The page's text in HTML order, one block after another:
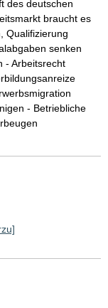
des deutschen
braucht es
Qualifizierung
senken
- Arbeitsrecht
- Betriebliche